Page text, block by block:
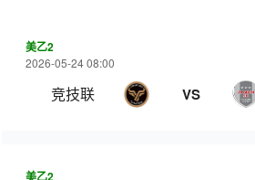
美乙2
2026-05-24 08:00
竞技联 VS
美乙2